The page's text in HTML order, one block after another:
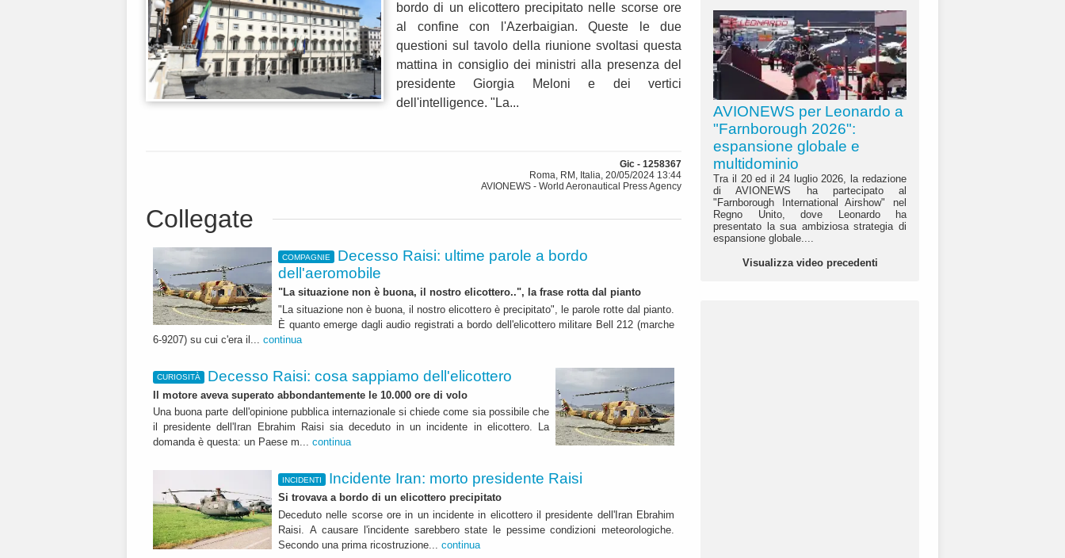
bordo di un elicottero precipitato nelle scorse ore
al confine con l'Azerbaigian. Queste le due
questioni sul tavolo della riunione svoltasi questa
mattina in consiglio dei ministri alla presenza del
presidente Giorgia Meloni e dei vertici
dell'intelligence. "La...
Gic - 1258367
Roma, RM, Italia, 20/05/2024 13:44
AVIONEWS - World Aeronautical Press Agency
Collegate
COMPAGNIE
Decesso Raisi: ultime parole a bordo
dell'aeromobile
"La situazione non è buona, il nostro elicottero..", la frase rotta dal pianto
"La situazione non è buona, il nostro elicottero è precipitato", le parole rotte dal pianto.
È quanto emerge dagli audio registrati a bordo dell'elicottero militare Bell 212 (marche
6-9207) su cui c'era il... continua
CURIOSITÀ Decesso Raisi: cosa sappiamo dell'elicottero
Il motore aveva superato abbondantemente le 10.000 ore di volo
Una buona parte dell'opinione pubblica internazionale si chiede come sia possibile che
il presidente dell'Iran Ebrahim Raisi sia deceduto in un incidente in elicottero. La
domanda è questa: un Paese m... continua
INCIDENTI Incidente Iran: morto presidente Raisi
Si trovava a bordo di un elicottero precipitato
Deceduto nelle scorse ore in un incidente in elicottero il presidente dell'Iran Ebrahim
Raisi. A causare l'incidente sarebbero state le pessime condizioni meteorologiche.
Secondo una prima ricostruzione... continua
AVIONEWS per Leonardo a
"Farnborough 2026":
espansione globale e
multidominio
Tra il 20 ed il 24 luglio 2026, la redazione
di AVIONEWS ha partecipato al
"Farnborough International Airshow" nel
Regno Unito, dove Leonardo ha
presentato la sua ambiziosa strategia di
espansione globale....
Visualizza video precedenti